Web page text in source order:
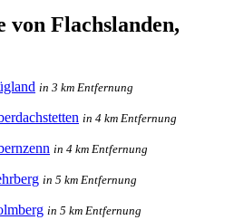
von Flachslanden,
in 3 km Entfernung
in 4 km Entfernung
in 4 km Entfernung
in 5 km Entfernung
in 5 km Entfernung